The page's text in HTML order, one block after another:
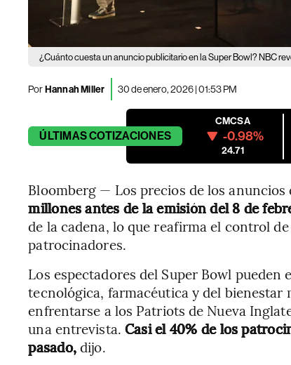
¿Cuánto cuesta un anuncio publicitario en la Super Bowl? NBC
PorHannah Miller 30 de enero, 2026 | 01:53 PM
ÚLTIMASCOTIZACIONES
CMCSA
-0.98%
24.71
Bloomberg — Los precios de los anuncios
millones antes de la emisión del 8 de
de la cadena, lo que reafirma el control
patrocinadores.
Los espectadores del Super Bowl
tecnológica, farmacéutica y del bienestar
enfrentarse a los Patriots de Nueva
una entrevista. Casi el 40% de los
pasado,dijo.